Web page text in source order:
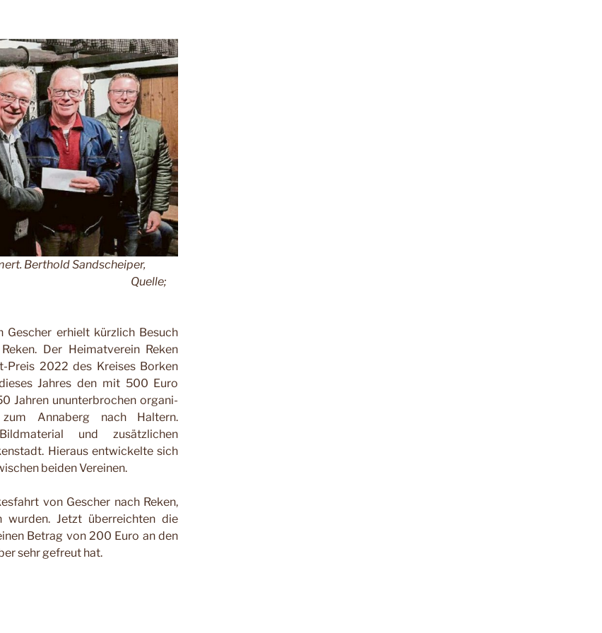
Berthold Sandscheiper,
Hösl. Quelle;
Gescher erhielt kürzlich Besuch
Der Heimatverein Reken
Preis 2022 des Kreises Borken
Jahres den mit 500 Euro
Jahren ununterbrochen organi­
An­naberg nach Haltern.
und zusätzli­chen
Hieraus entwickelte sich
beiden Vereinen.
von Gescher nach Reken,
wurden. Jetzt überreichten die
Betrag von 200 Euro an den
sehr gefreut hat.